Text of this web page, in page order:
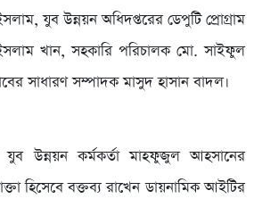
যুব উন্নয়ন অধিদপ্তরের ডেপুটি প্রোগ্রাম
খান, সহকারি পরিচালক মো. সাইফুল
সাধারণ সম্পাদক মাসুদ হাসান বাদল।
উন্নয়ন কর্মকর্তা মাহফুজুল আহসানের
হিসেবে বক্তব্য রাখেন ডায়নামিক আইটির